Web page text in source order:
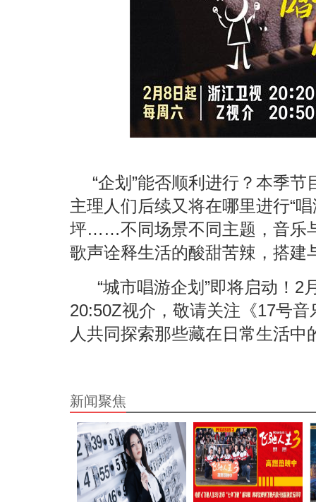
“企划”能否顺利进行？本季
主理人们后续又将在哪里进行“
坪……不同场景不同主题，音乐
歌声诠释生活的酸甜苦辣，搭建
“城市唱游企划”即将启动！ 2
20:50Z视介，敬请关注《17号音
人共同探索那些藏在日常生活中
新闻聚焦